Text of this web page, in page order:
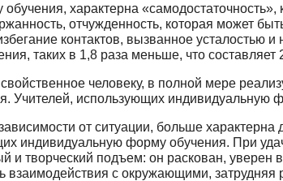
характерна
отчужденность, которая может
контактов, вы­званное усталостью
таких в 1,8 раза меньше, что составляет
человеку, в полной мере
Учителей, использующих индивидуальную
от ситуации, больше
индивидуальную форму обучения. При
творческий подъем: он раскован, уверен
взаимодействия с окружающими,